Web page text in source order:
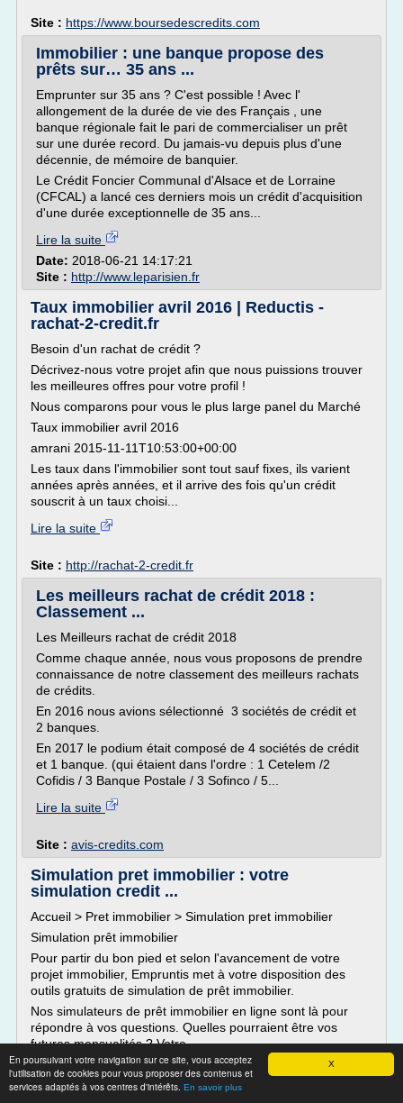
X
En poursuivant votre navigation sur ce site, vous acceptez
l'utilisation de cookies pour vous proposer des contenus et
services adaptés à vos centres d'intérêts. En savoir plus
Site : https://www.boursedescredits.com
Immobilier : une banque propose des
prêts sur… 35 ans ...
Emprunter sur 35 ans ? C'est possible ! Avec l'
allongement de la durée de vie des Français , une
banque régionale fait le pari de commercialiser un prêt
sur une durée record. Du jamais-vu depuis plus d'une
décennie, de mémoire de banquier.
Le Crédit Foncier Communal d'Alsace et de Lorraine
(CFCAL) a lancé ces derniers mois un crédit d'acquisition
d'une durée exceptionnelle de 35 ans...
Lire la suite
Date: 2018-06-21 14:17:21
Site : http://www.leparisien.fr
Taux immobilier avril 2016 | Reductis -
rachat-2-credit.fr
Besoin d'un rachat de crédit ?
Décrivez-nous votre projet afin que nous puissions trouver
les meilleures offres pour votre profil !
Nous comparons pour vous le plus large panel du Marché
Taux immobilier avril 2016
amrani 2015-11-11T10:53:00+00:00
Les taux dans l'immobilier sont tout sauf fixes, ils varient
années après années, et il arrive des fois qu'un crédit
souscrit à un taux choisi...
Lire la suite
Site : http://rachat-2-credit.fr
Les meilleurs rachat de crédit 2018 :
Classement ...
Les Meilleurs rachat de crédit 2018
Comme chaque année, nous vous proposons de prendre
connaissance de notre classement des meilleurs rachats
de crédits.
En 2016 nous avions sélectionné 3 sociétés de crédit et
2 banques.
En 2017 le podium était composé de 4 sociétés de crédit
et 1 banque. (qui étaient dans l'ordre : 1 Cetelem /2
Cofidis / 3 Banque Postale / 3 Sofinco / 5...
Lire la suite
Site : avis-credits.com
Simulation pret immobilier : votre
simulation credit ...
Accueil > Pret immobilier > Simulation pret immobilier
Simulation prêt immobilier
Pour partir du bon pied et selon l'avancement de votre
projet immobilier, Empruntis met à votre disposition des
outils gratuits de simulation de prêt immobilier.
Nos simulateurs de prêt immobilier en ligne sont là pour
répondre à vos questions. Quelles pourraient être vos
futures mensualités ? Votre...
Lire la suite